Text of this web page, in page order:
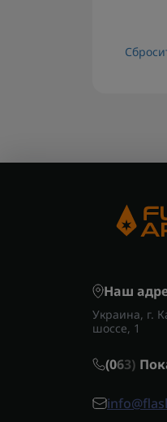
Наш
Украина, г.
шоссе, 1
(063)